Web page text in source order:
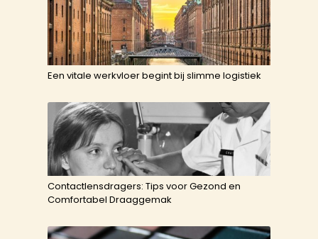
Een vitale werkvloer begint bij slimme logistiek
Contactlensdragers: Tips voor Gezond en
Comfortabel Draaggemak